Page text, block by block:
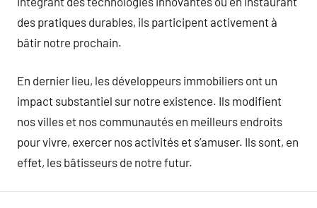
des pratiques durables, ils participent activement à
bâtir notre prochain.
En dernier lieu, les développeurs immobiliers ont un
impact substantiel sur notre existence. Ils modifient
nos villes et nos communautés en meilleurs endroits
pour vivre, exercer nos activités et s’amuser. Ils sont, en
effet, les bâtisseurs de notre futur.